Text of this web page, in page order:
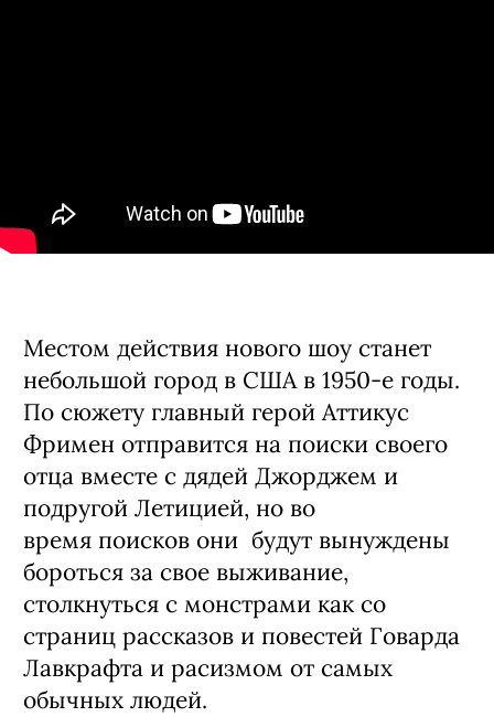
Местом действия нового шоу станет
небольшой город в США в 1950-е годы.
По сюжету главный герой Аттикус
Фримен отправится на поиски своего
отца вместе с дядей Джорджем и
подругой Летицией, но во
время поисков они будут вынуждены
бороться за свое выживание,
столкнуться с монстрами как со
страниц рассказов и повестей Говарда
Лавкрафта и расизмом от самых
обычных людей.